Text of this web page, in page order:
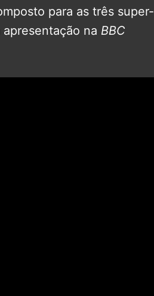
para as três super-
na BBC